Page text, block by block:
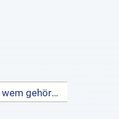
Edelmetall in der Totenasche, wem gehört es? Was soll damit geschehen? Umfrage →